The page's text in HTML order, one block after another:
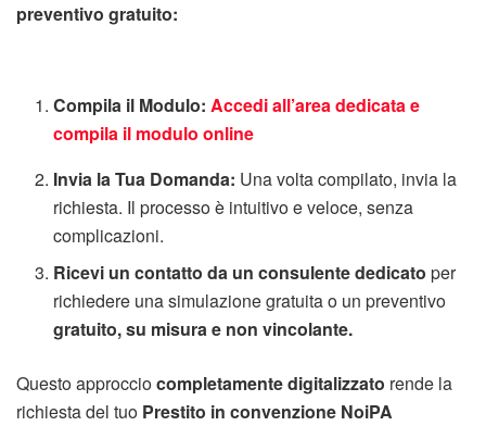
preventivo gratuito:
Compila il Modulo: Accedi all’area dedicata e
compila il modulo online
Invia la Tua Domanda: Una volta compilato, invia la
richiesta. Il processo è intuitivo e veloce, senza
complicazioni.
Ricevi un contatto da un consulente dedicatoper
richiedere una simulazione gratuita o un preventivo
gratuito, su misura e non vincolante.
Questo approcciocompletamente digitalizzato rende la
richiesta del tuo Prestito in convenzione NoiPA